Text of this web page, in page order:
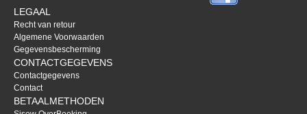
LEGAAL
Recht van retour
Algemene Voorwaarden
Gegevensbescherming
CONTACTGEGEVENS
Contactgegevens
Contact
BETAALMETHODEN